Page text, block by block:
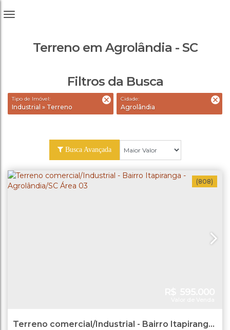
Terreno em Agrolândia - SC
Filtros da Busca
Tipo de Imóvel:
Industrial » Terreno
Cidade:
Agrolândia
Busca Avançada
(808)
Terreno comercial/Industrial - Bairro Itapiranga